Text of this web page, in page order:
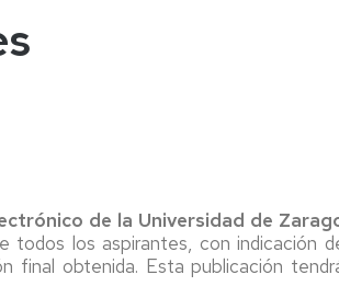
de la Universidad de
todos los aspirantes, con indicación
final obtenida. Esta publicación